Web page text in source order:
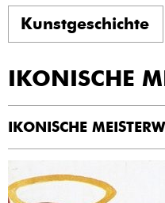
Kunstgeschichte
IKONISCHE
IKONISCHE